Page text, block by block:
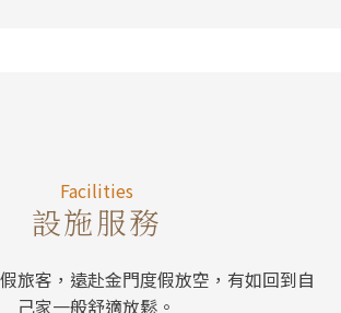
Facilities
設施服務
旅客，遠赴金門度假放空，有如回到自
己家一般舒適放鬆。